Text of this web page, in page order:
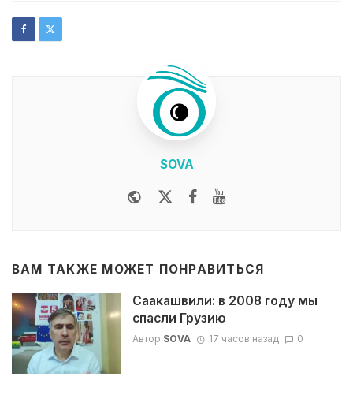
SOVA
WebsiteTwitterFacebook
ВАМ ТАКЖЕ МОЖЕТ ПОНРАВИТЬСЯ
Саакашвили: в 2008 году мы
спасли Грузию
Автор SOVA 17 часов назад 0